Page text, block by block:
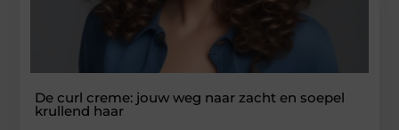
De curl creme: jouw weg naar zacht en soepel
krullend haar